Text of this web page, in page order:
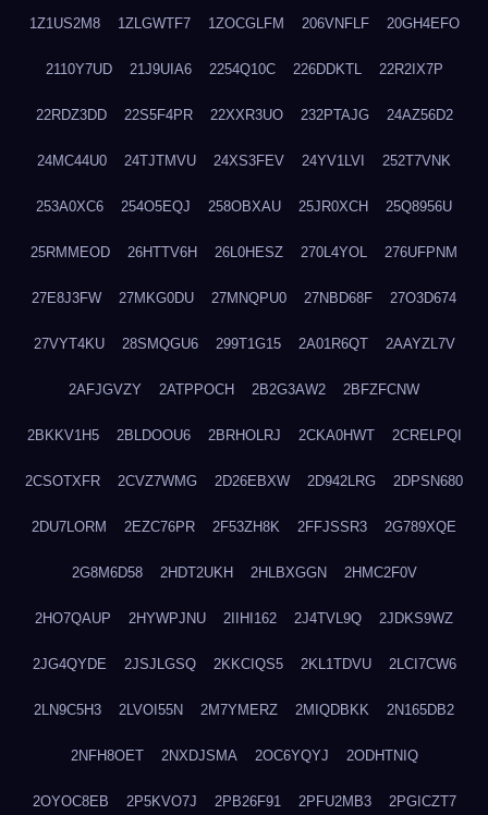
1Z1US2M8 1ZLGWTF7 1ZOCGLFM 206VNFLF 20GH4EFO
2110Y7UD 21J9UIA6 2254Q10C 226DDKTL 22R2IX7P
22RDZ3DD 22S5F4PR 22XXR3UO 232PTAJG 24AZ56D2
24MC44U0 24TJTMVU 24XS3FEV 24YV1LVI 252T7VNK
253A0XC6 254O5EQJ 258OBXAU 25JR0XCH 25Q8956U
25RMMEOD 26HTTV6H 26L0HESZ 270L4YOL 276UFPNM
27E8J3FW 27MKG0DU 27MNQPU0 27NBD68F 27O3D674
27VYT4KU 28SMQGU6 299T1G15 2A01R6QT 2AAYZL7V
2AFJGVZY 2ATPPOCH 2B2G3AW2 2BFZFCNW
2BKKV1H5 2BLDOOU6 2BRHOLRJ 2CKA0HWT 2CRELPQI
2CSOTXFR 2CVZ7WMG 2D26EBXW 2D942LRG 2DPSN680
2DU7LORM 2EZC76PR 2F53ZH8K 2FFJSSR3 2G789XQE
2G8M6D58 2HDT2UKH 2HLBXGGN 2HMC2F0V
2HO7QAUP 2HYWPJNU 2IIHI162 2J4TVL9Q 2JDKS9WZ
2JG4QYDE 2JSJLGSQ 2KKCIQS5 2KL1TDVU 2LCI7CW6
2LN9C5H3 2LVOI55N 2M7YMERZ 2MIQDBKK 2N165DB2
2NFH8OET 2NXDJSMA 2OC6YQYJ 2ODHTNIQ
2OYOC8EB 2P5KVO7J 2PB26F91 2PFU2MB3 2PGICZT7